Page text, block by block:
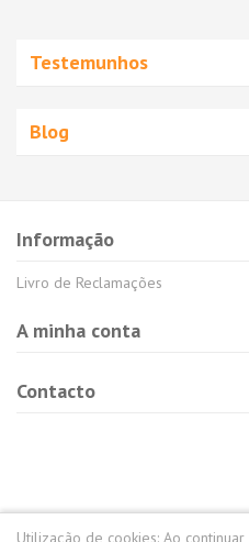
Testemunhos
Blog
Informação
Livro de Reclamações
A minha conta
Contacto
Utilização de cookies: Ao